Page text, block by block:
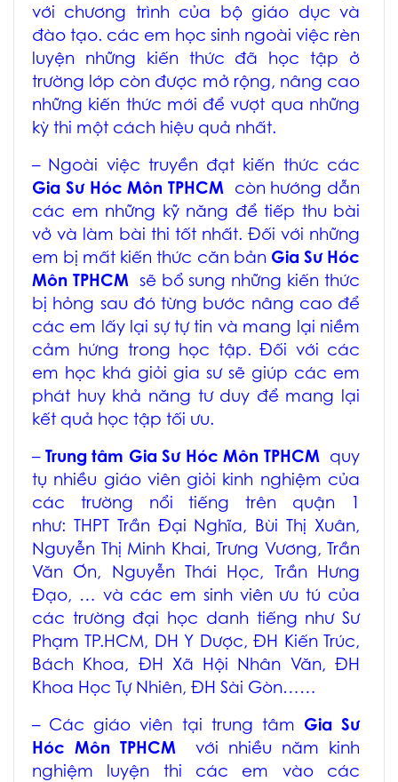
với chương trình của bộ giáo dục và
đào tạo. các em học sinh ngoài việc rèn
luyện những kiến thức đã học tập ở
trường lớp còn được mở rộng, nâng cao
những kiến thức mới để vượt qua những
kỳ thi một cách hiệu quả nhất.
– Ngoài việc truyền đạt kiến thức các
Gia Sư Hóc Môn TPHCM
còn hướng dẫn
các em những kỹ năng để tiếp thu bài
vở và làm bài thi tốt nhất. Đối với những
em bị mất kiến thức căn bản Gia Sư Hóc
Môn TPHCM
sẽ bổ sung những kiến thức
bị hỏng sau đó từng bước nâng cao để
các em lấy lại sự tự tin và mang lại niềm
cảm hứng trong học tập. Đối với các
em học khá giỏi gia sư sẽ giúp các em
phát huy khả năng tư duy để mang lại
kết quả học tập tối ưu.
– Trung tâm Gia Sư Hóc Môn TPHCM
quy
tụ nhiều giáo viên giỏi kinh nghiệm của
các trường nổi tiếng trên quận 1
như: THPT Trần Đại Nghĩa, Bùi Thị Xuân,
Nguyễn Thị Minh Khai, Trưng Vương, Trần
Văn Ơn, Nguyễn Thái Học, Trần Hưng
Đạo, … và các em sinh viên ưu tú của
các trường đại học danh tiếng như Sư
Phạm TP.HCM, DH Y Dược, ĐH Kiến Trúc,
Bách Khoa, ĐH Xã Hội Nhân Văn, ĐH
Khoa Học Tự Nhiên, ĐH Sài Gòn……
– Các giáo viên tại trung tâm Gia Sư
Hóc Môn TPHCM
với nhiều năm kinh
nghiệm luyện thi các em vào các